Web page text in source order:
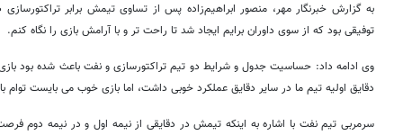
به گزارش خبرنگار مهر، منصور ابراهیم‌زاده پس از تساوی تیمش برابر
توفیقی بود که از سوی داوران برایم ایجاد شد تا راحت تر و با آرامش بازی را نگاه کنم.
وی ادامه داد: حساسیت جدول و شرایط دو تیم تراکتورسازی و نفت باعث شده بود
دقایق اولیه تیم ما در سایر دقایق عملکرد خوبی داشت، اما بازی خوب می بایست توام
سرمربی تیم نفت با اشاره به اینکه تیمش در دقایقی از نیمه اول و در نیمه دوم